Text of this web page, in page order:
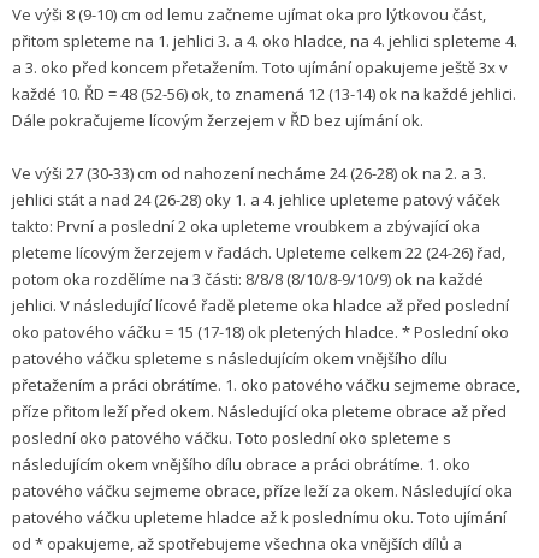
Ve výši 8 (9-10) cm od lemu začneme ujímat oka pro lýtkovou část,
přitom spleteme na 1. jehlici 3. a 4. oko hladce, na 4. jehlici spleteme 4.
a 3. oko před koncem přetažením. Toto ujímání opakujeme ještě 3x v
každé 10. ŘD = 48 (52-56) ok, to znamená 12 (13-14) ok na každé jehlici.
Dále pokračujeme lícovým žerzejem v ŘD bez ujímání ok.
Ve výši 27 (30-33) cm od nahození necháme 24 (26-28) ok na 2. a 3.
jehlici stát a nad 24 (26-28) oky 1. a 4. jehlice upleteme patový váček
takto: První a poslední 2 oka upleteme vroubkem a zbývající oka
pleteme lícovým žerzejem v řadách. Upleteme celkem 22 (24-26) řad,
potom oka rozdělíme na 3 části: 8/8/8 (8/10/8-9/10/9) ok na každé
jehlici. V následující lícové řadě pleteme oka hladce až před poslední
oko patového váčku = 15 (17-18) ok pletených hladce. * Poslední oko
patového váčku spleteme s následujícím okem vnějšího dílu
přetažením a práci obrátíme. 1. oko patového váčku sejmeme obrace,
příze přitom leží před okem. Následující oka pleteme obrace až před
poslední oko patového váčku. Toto poslední oko spleteme s
následujícím okem vnějšího dílu obrace a práci obrátíme. 1. oko
patového váčku sejmeme obrace, příze leží za okem. Následující oka
patového váčku upleteme hladce až k poslednímu oku. Toto ujímání
od * opakujeme, až spotřebujeme všechna oka vnějších dílů a